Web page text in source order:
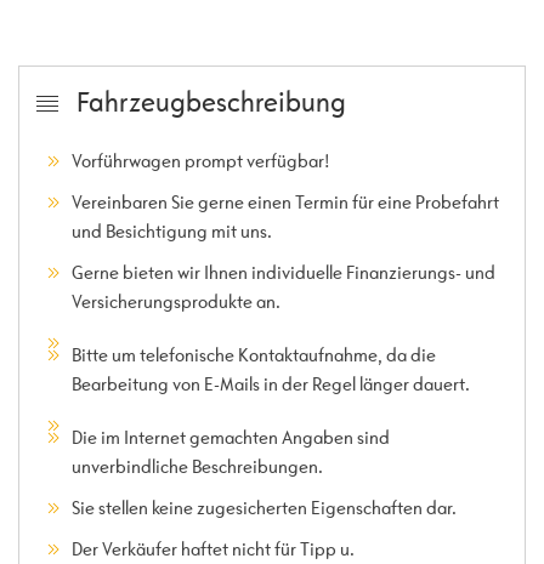
Fahrzeugbeschreibung
Vorführwagen prompt verfügbar!
Vereinbaren Sie gerne einen Termin für eine Probefahrt
und Besichtigung mit uns.
Gerne bieten wir Ihnen individuelle Finanzierungs- und
Versicherungsprodukte an.
Bitte um telefonische Kontaktaufnahme, da die
Bearbeitung von E-Mails in der Regel länger dauert.
Die im Internet gemachten Angaben sind
unverbindliche Beschreibungen.
Sie stellen keine zugesicherten Eigenschaften dar.
Der Verkäufer haftet nicht für Tipp u.